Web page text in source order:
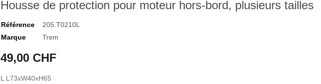
Housse de protection pour moteur hors-bord, plusieurs tailles
Référence
205.T0210L
Marque
Trem
49,00 CHF
L L73xW40xH65